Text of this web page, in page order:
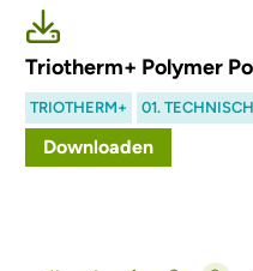
Triotherm+ Polymer
TRIOTHERM+ 01.
Downloaden